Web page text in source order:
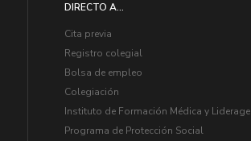
DIRECTO A...
Cita previa
Registro colegial
Bolsa de empleo
Colegiación
Instituto de Formación Médica y Liderage
Programa de Protección Social